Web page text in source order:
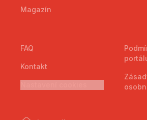
Magazín
FAQ
Kontakt